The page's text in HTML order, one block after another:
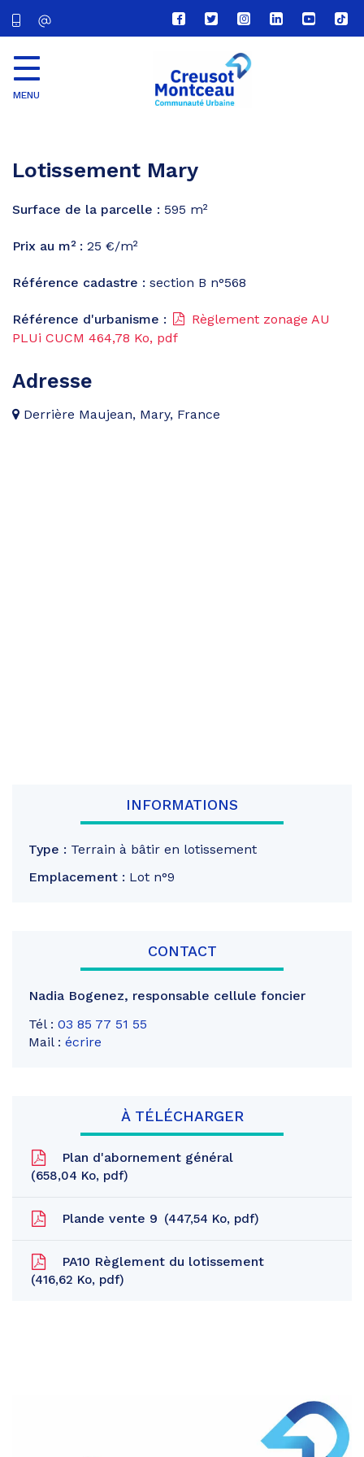
Lien
vers
compte
Facebook
Lien
vers
compte
Twitter
Lien
vers
le
compte
Lien
vers
Lien
vers
Lien
vers
MENU
Lotissement Mary
Surface de la parcelle : 595 m²
Prix au m² : 25 €/m²
Référence cadastre : section B n°568
Référence d'urbanisme :
Règlement zonage AU
PLUi CUCM 464,78 Ko, pdf
Adresse
Derrière Maujean, Mary, France
INFORMATIONS
Type : Terrain à bâtir en lotissement
Emplacement : Lot n°9
CONTACT
Nadia Bogenez, responsable cellule foncier
Tél : 03 85 77 51 55
Mail : écrire
À TÉLÉCHARGER
Plan d'abornement général
658,04 Ko, pdf
Plande vente 9 447,54 Ko, pdf
PA10 Règlement du lotissement
416,62 Ko, pdf